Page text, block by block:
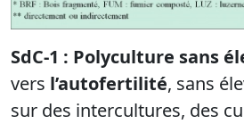
SdC-1 : Polyculture sans
vers l’autofertilité, sans
sur des intercultures, des